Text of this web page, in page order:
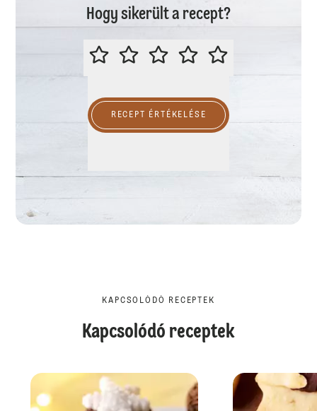
Hogy sikerült a recept?
ÉRTÉKELD A RECEPTET
RECEPT ÉRTÉKELÉSE
KAPCSOLÓDÓ RECEPTEK
Kapcsolódó receptek